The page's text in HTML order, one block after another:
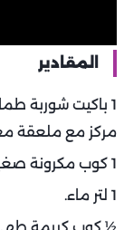
المقادير
مركز مع ملعقة
1 كوب مكرونة صغيرة الحجم (مقصوصة أو أي نوع صغير).
1 لتر ماء.